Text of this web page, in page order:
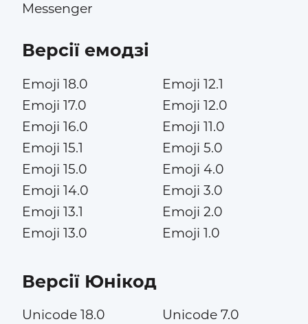
Messenger
Версії емодзі
Emoji 18.0
Emoji 17.0
Emoji 16.0
Emoji 15.1
Emoji 15.0
Emoji 14.0
Emoji 13.1
Emoji 13.0
Emoji 12.1
Emoji 12.0
Emoji 11.0
Emoji 5.0
Emoji 4.0
Emoji 3.0
Emoji 2.0
Emoji 1.0
Версії Юнікод
Unicode 18.0
Unicode 7.0